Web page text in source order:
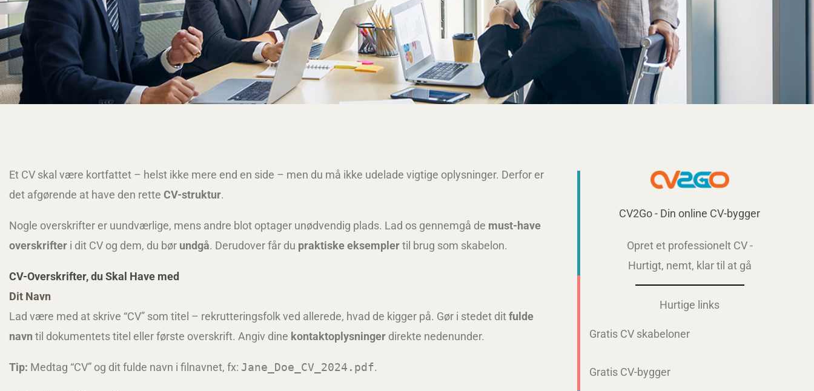
Et CV skal være kortfattet – helst ikke mere end en side – men du må ikke udelade vigtige oplysninger. Derfor er
det afgørende at have den rette CV-struktur.
Nogle overskrifter er uundværlige, mens andre blot optager unødvendig plads. Lad os gennemgå de must-have
overskrifter i dit CV og dem, du bør undgå. Derudover får du praktiske eksemplertil brug som skabelon.
CV-Overskrifter, du Skal Have med
Dit Navn
Lad være med at skrive “CV” som titel – rekrutteringsfolk ved allerede, hvad de kigger på. Gør i stedet ditfulde
navn til dokumentets titel eller første overskrift. Angiv dine kontaktoplysninger direkte nedenunder.
Tip: Medtag “CV” og dit fulde navn i filnavnet, fx: Jane_Doe_CV_2024.pdf.
CV2Go - Din online CV-bygger
Opret et professionelt CV -
Hurtigt, nemt, klar til at gå
Hurtige links
Gratis CV skabeloner
Gratis CV-bygger